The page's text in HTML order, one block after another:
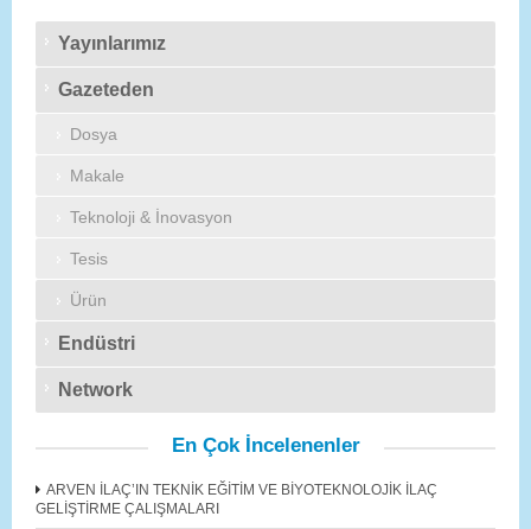
Yayınlarımız
Gazeteden
Dosya
Makale
Teknoloji & İnovasyon
Tesis
Ürün
Endüstri
Network
En Çok İncelenenler
ARVEN İLAÇ’IN TEKNİK EĞİTİM VE BİYOTEKNOLOJİK İLAÇ
GELİŞTİRME ÇALIŞMALARI